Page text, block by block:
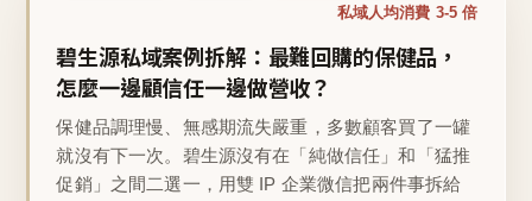
私域人均消費 3-5 倍
碧生源私域案例拆解：最難回購的保健品，
怎麼一邊顧信任一邊做營收？
保健品調理慢、無感期流失嚴重，多數顧客買了一罐
就沒有下一次。碧生源沒有在「純做信任」和「猛推
促銷」之間二選一，用雙 IP 企業微信把兩件事拆給